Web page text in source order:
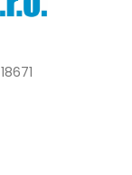
18671